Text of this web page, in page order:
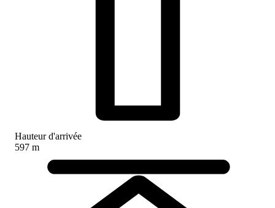
Hauteur d'arrivée
597 m